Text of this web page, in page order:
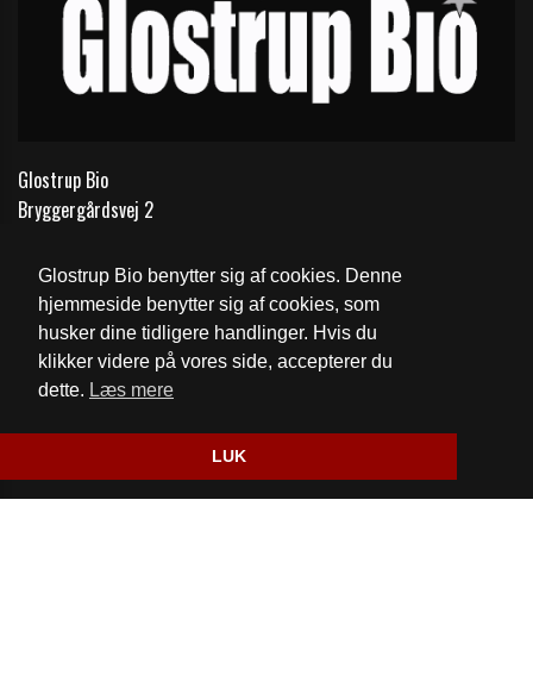
Glostrup Bio benytter sig af cookies. Denne
hjemmeside benytter sig af cookies, som
husker dine tidligere handlinger. Hvis du
klikker videre på vores side, accepterer du
dette. Læs mere
LUK
Glostrup Bio
Bryggergårdsvej 2
Telefon:43 96 02 01
Email: glostrupbio@glostrupbio.dk
Cookie- og privatlivspolitik